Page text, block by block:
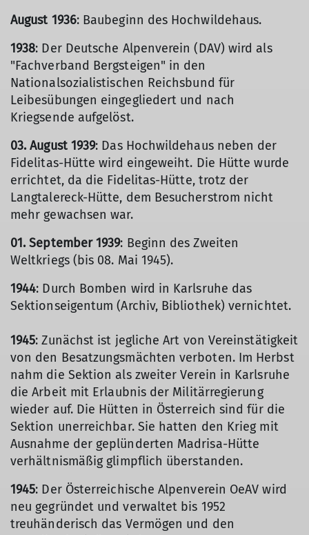
August 1936: Baubeginn des Hochwildehaus.
1938: Der Deutsche Alpenverein (DAV) wird als
"Fachverband Bergsteigen" in den
Nationalsozialistischen Reichsbund für
Leibesübungen eingegliedert und nach
Kriegsende aufgelöst.
03. August 1939: Das Hochwildehaus neben der
Fidelitas-Hütte wird eingeweiht. Die Hütte wurde
errichtet, da die Fidelitas-Hütte, trotz der
Langtalereck-Hütte, dem Besucherstrom nicht
mehr gewachsen war.
01. September 1939: Beginn des Zweiten
Weltkriegs (bis 08. Mai 1945).
1944: Durch Bomben wird in Karlsruhe das
Sektionseigentum (Archiv, Bibliothek) vernichtet.
1945: Zunächst ist jegliche Art von Vereinstätigkeit
von den Besatzungsmächten verboten. Im Herbst
nahm die Sektion als zweiter Verein in Karlsruhe
die Arbeit mit Erlaubnis der Militärregierung
wieder auf. Die Hütten in Österreich sind für die
Sektion unerreichbar. Sie hatten den Krieg mit
Ausnahme der geplünderten Madrisa-Hütte
verhältnismäßig glimpflich überstanden.
1945: Der Österreichische Alpenverein OeAV wird
neu gegründet und verwaltet bis 1952
treuhänderisch das Vermögen und den